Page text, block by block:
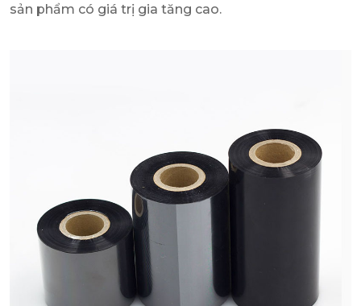
sản phẩm có giá trị gia tăng cao.